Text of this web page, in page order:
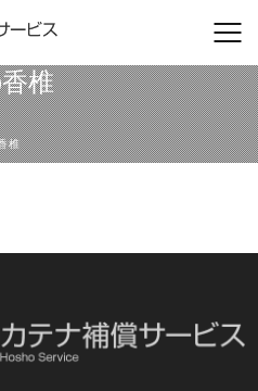
椎
椎